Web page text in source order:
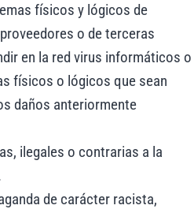
físicos y lógicos de
o de terceras
en la red virus informáticos o
físicos o lógicos que sean
daños anteriormente
ilegales o contrarias a la
de carácter racista,